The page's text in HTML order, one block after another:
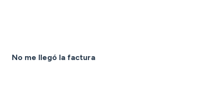
No me llegó la factura